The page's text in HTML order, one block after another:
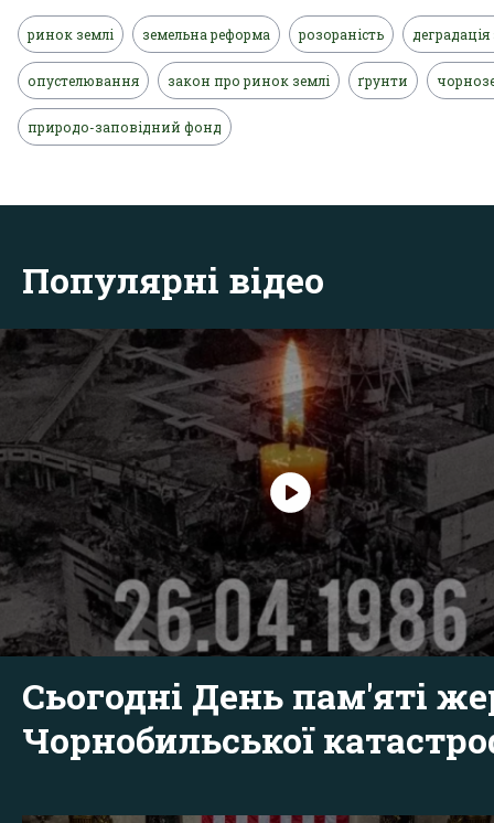
ринок землі земельна реформа розораність
опустелювання закон про ринок землі ґрунти
природо-заповідний фонд
Популярні відео
Сьогодні День пам'яті
Чорнобильської